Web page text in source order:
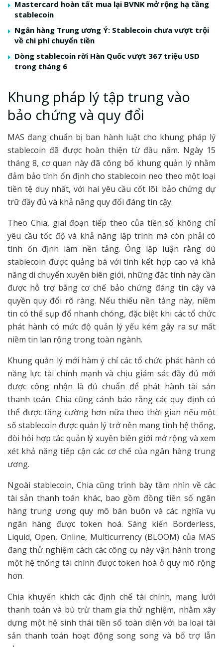
Mastercard hoàn tất mua lại BVNK mở rộng hạ tầng
stablecoin
Ngân hàng Trung ương Ý: Stablecoin chưa vượt trội
về chi phí chuyển tiền
Dòng stablecoin rời Hàn Quốc vượt 367 triệu USD
trong tháng 6
Khung pháp lý tập trung vào
bảo chứng và quy đổi
MAS đang chuẩn bị ban hành luật cho khung pháp lý
stablecoin đã được hoàn thiện từ đầu năm. Ngày 15
tháng 8, cơ quan này đã công bố khung quản lý nhằm
đảm bảo tính ổn định cho stablecoin neo theo một loại
tiền tệ duy nhất, với hai yêu cầu cốt lõi: bảo chứng dự
trữ đầy đủ và khả năng quy đổi đáng tin cậy.
Theo Chia, giai đoạn tiếp theo của tiền số không chỉ
yêu cầu tốc độ và khả năng lập trình mà còn phải có
tính ổn định làm nền tảng. Ông lập luận rằng dù
stablecoin được quảng bá với tính kết hợp cao và khả
năng di chuyển xuyên biên giới, những đặc tính này cần
được hỗ trợ bằng cơ chế bảo chứng đáng tin cậy và
quyền quy đổi rõ ràng. Nếu thiếu nền tảng này, niềm
tin có thể sụp đổ nhanh chóng, đặc biệt khi các tổ chức
phát hành có mức độ quản lý yếu kém gây ra sự mất
niềm tin lan rộng trong toàn ngành.
Khung quản lý mới hàm ý chỉ các tổ chức phát hành có
năng lực tài chính mạnh và chịu giám sát đầy đủ mới
được công nhận là đủ chuẩn để phát hành tài sản
thanh toán. Chia cũng cảnh báo rằng các quy định có
thể được tăng cường hơn nữa theo thời gian nếu một
số stablecoin được quản lý trở nên mang tính hệ thống,
đòi hỏi hợp tác quản lý xuyên biên giới mở rộng và xem
xét khả năng tiếp cận các cơ chế của ngân hàng trung
ương.
Ngoài stablecoin, Chia cũng trình bày tầm nhìn về các
tài sản thanh toán khác, bao gồm đồng tiền số ngân
hàng trung ương quy mô bán buôn và các nghĩa vụ
ngân hàng được token hoá. Sáng kiến Borderless,
Liquid, Open, Online, Multicurrency (BLOOM) của MAS
đang thử nghiệm cách các công cụ này vận hành trong
một hệ thống tài chính được token hoá ở quy mô rộng
hơn.
Chia khuyến khích các định chế tài chính, mạng lưới
thanh toán và bù trừ tham gia thử nghiệm, nhằm xây
dựng một hệ sinh thái tiền số toàn diện với ba loại tài
sản thanh toán hoạt động song song và bổ trợ lẫn